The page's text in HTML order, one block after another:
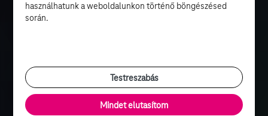
használhatunk a weboldalunkon történő böngészésed
során.
Testreszabás
Mindet elutasítom